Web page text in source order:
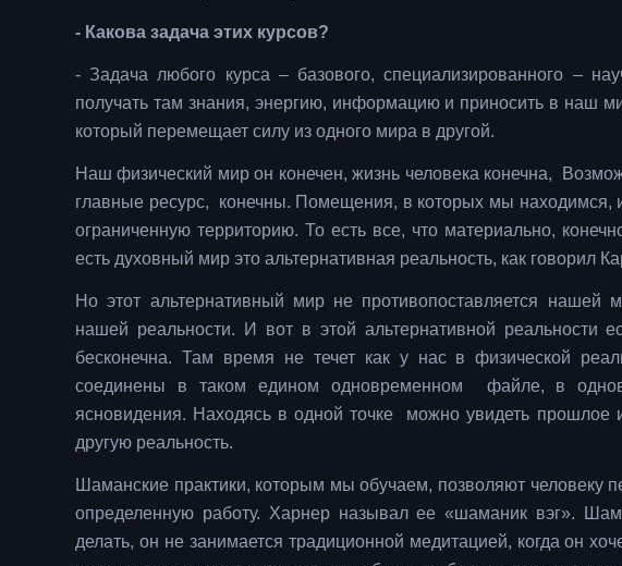
- Какова задача этих курсов?
- Задача любого курса – базового, специализированного –
получать там знания, энергию, информацию и приносить в наш
который перемещает силу из одного мира в другой.
Наш физический мир он конечен, жизнь человека конечна,
главные ресурс, конечны. Помещения, в которых мы находимся,
ограниченную территорию. То есть все, что материально,
есть духовный мир это альтернативная реальность, как говорил
Но этот альтернативный мир не противопоставляется нашей
нашей реальности. И вот в этой альтернативной реальности
бесконечна. Там время не течет как у нас в физической
соединены в таком едином одновременном файле, в
ясновидения. Находясь в одной точке можно увидеть
другую реальность.
Шаманские практики, которым мы обучаем, позволяют человеку
определенную работу. Харнер называл ее «шаманик вэг».
делать, он не занимается традиционной медитацией, когда он